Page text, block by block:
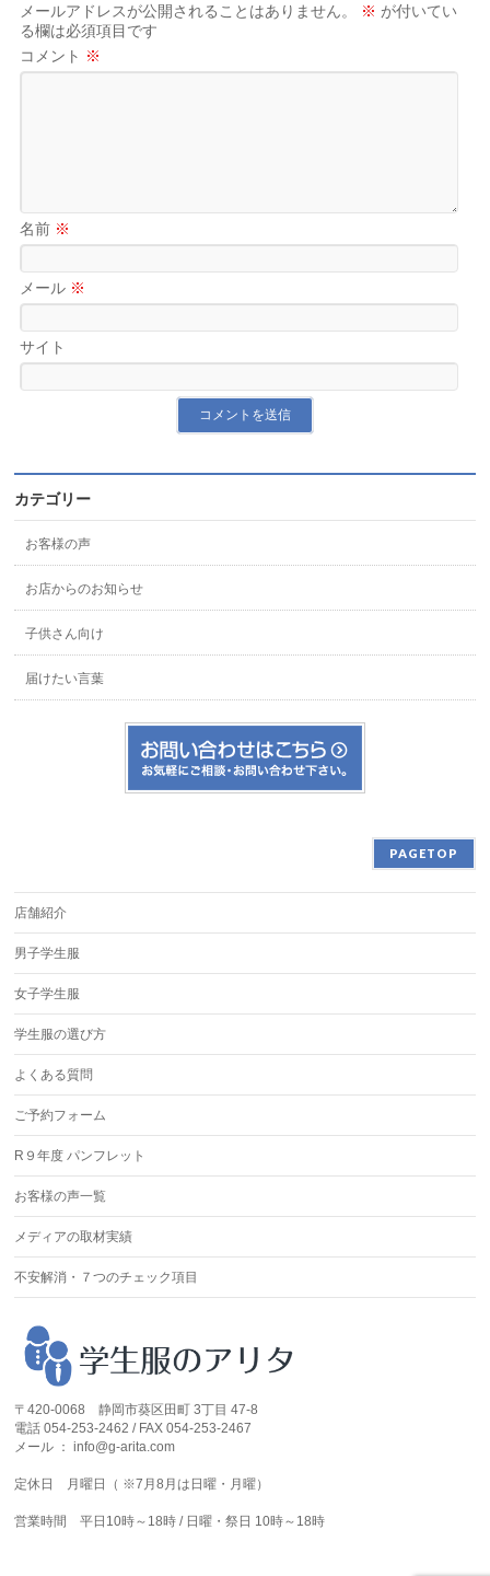
メールアドレスが公開されることはありません。 ※ が付いてい
る欄は必須項目です
コメント ※
名前 ※
メール ※
サイト
カテゴリー
お客様の声
お店からのお知らせ
子供さん向け
届けたい言葉
PAGETOP
店舗紹介
男子学生服
女子学生服
学生服の選び方
よくある質問
ご予約フォーム
R９年度 パンフレット
お客様の声一覧
メディアの取材実績
不安解消・７つのチェック項目
〒420-0068 静岡市葵区田町 3丁目 47-8
電話 054-253-2462 / FAX 054-253-2467
メール ： info@g-arita.com
定休日 月曜日（ ※7月8月は日曜・月曜）
営業時間 平日10時～18時 / 日曜・祭日 10時～18時